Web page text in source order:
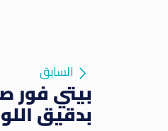
السابق
بيتي فور
بدقيق